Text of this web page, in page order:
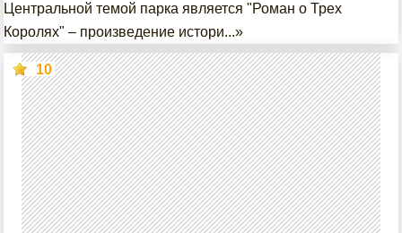
Центральной темой парка является "Роман о Трех
Королях" – произведение истори...»
10